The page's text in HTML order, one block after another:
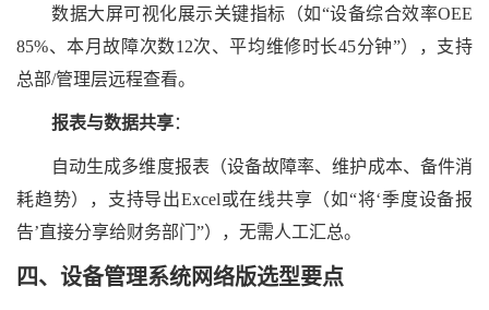
数据大屏可视化展示关键指标（如“设备综合效率OEE
85%、本月故障次数12次、平均维修时长45分钟”），支持
总部/管理层远程查看。
报表与数据共享：
自动生成多维度报表（设备故障率、维护成本、备件消
耗趋势），支持导出Excel或在线共享（如“将‘季度设备报
告’直接分享给财务部门”），无需人工汇总。
四、 设备管理系统网络版选型要点